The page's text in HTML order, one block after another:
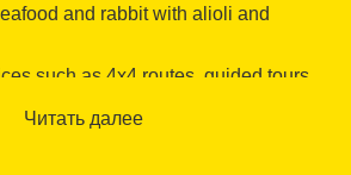
and rabbit with alioli and
such as 4x4 routes, guided tours
to theDelta de l'Ebre
Читать далее